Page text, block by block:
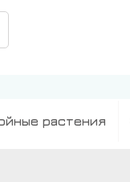
растения